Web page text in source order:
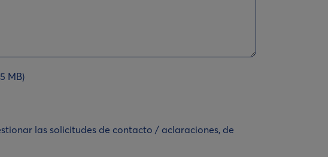
MB)
las solicitudes de contacto / aclaraciones, de